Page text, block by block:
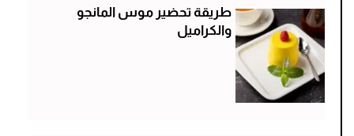
طريقة تحضير موس المانجو
والكراميل